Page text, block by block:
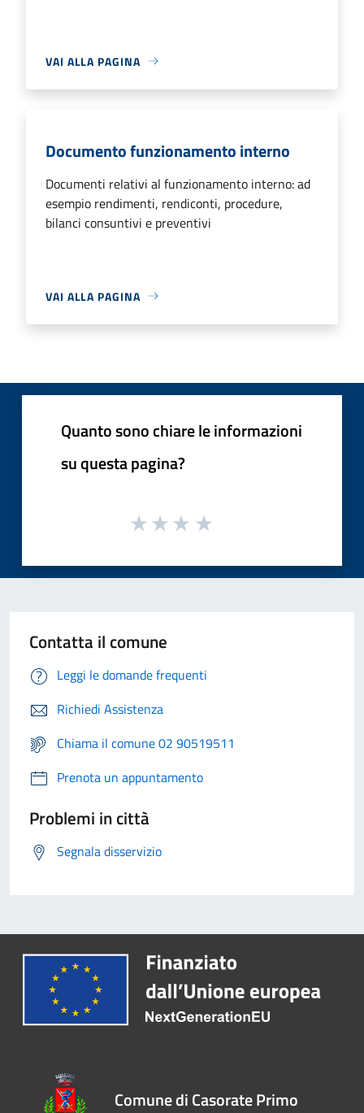
VAI ALLA PAGINA
Documento funzionamento interno
Documenti relativi al funzionamento interno: ad
esempio rendimenti, rendiconti, procedure,
bilanci consuntivi e preventivi
VAI ALLA PAGINA
Quanto sono chiare le informazioni
su questa pagina?
Contatta il comune
Leggi le domande frequenti
Richiedi Assistenza
Chiama il comune 02 90519511
Prenota un appuntamento
Problemi in città
Segnala disservizio
Comune di Casorate Primo